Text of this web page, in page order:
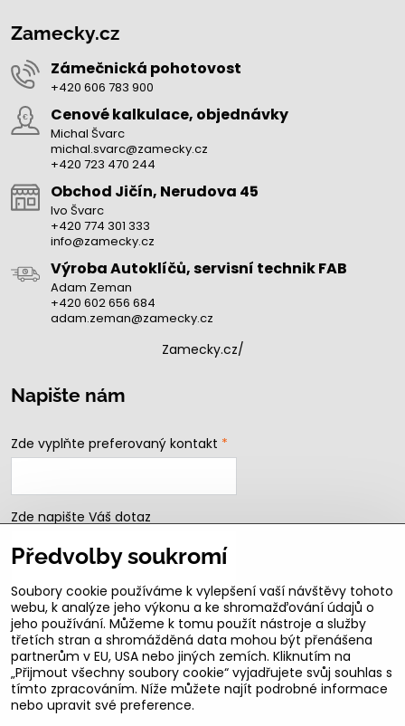
Zamecky.cz
Zámečnická pohotovost
+420 606 783 900
Cenové kalkulace, objednávky
Michal Švarc
michal.svarc@zamecky.cz
+420 723 470 244
Obchod Jičín, Nerudova 45
Ivo Švarc
+420 774 301 333
info@zamecky.cz
Výroba Autoklíčů, servisní technik FAB
Adam Zeman
+420 602 656 684
adam.zeman@zamecky.cz
Zamecky.cz/
Napište nám
Zde vyplňte preferovaný kontakt *
Zde napište Váš dotaz
Odeslat
B2b podmínky pro registrované partnery
Předvolby soukromí
Soubory cookie používáme k vylepšení vaší návštěvy tohoto
webu, k analýze jeho výkonu a ke shromažďování údajů o
jeho používání. Můžeme k tomu použít nástroje a služby
třetích stran a shromážděná data mohou být přenášena
partnerům v EU, USA nebo jiných zemích. Kliknutím na
„Přijmout všechny soubory cookie“ vyjadřujete svůj souhlas s
tímto zpracováním. Níže můžete najít podrobné informace
nebo upravit své preference.